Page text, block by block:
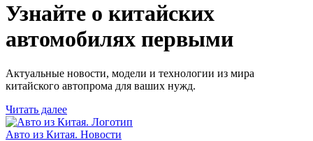
Узнайте о китайских
автомобилях первыми
Актуальные новости, модели и технологии из мира
китайского автопрома для ваших нужд.
Читать далее
Авто из Китая. Новости